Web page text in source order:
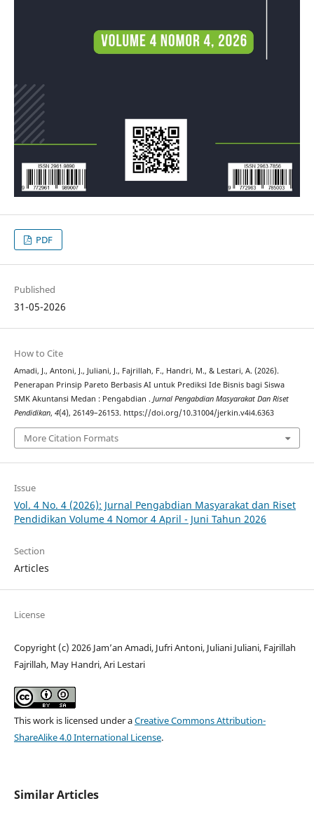
PDF
Published
31-05-2026
How to Cite
Amadi, J., Antoni, J., Juliani, J., Fajrillah, F., Handri, M., & Lestari, A. (2026).
Penerapan Prinsip Pareto Berbasis AI untuk Prediksi Ide Bisnis bagi Siswa
SMK Akuntansi Medan : Pengabdian . Jurnal Pengabdian Masyarakat Dan Riset
Pendidikan, 4(4), 26149–26153. https://doi.org/10.31004/jerkin.v4i4.6363
More Citation Formats
Issue
Vol. 4 No. 4 (2026): Jurnal Pengabdian Masyarakat dan Riset
Pendidikan Volume 4 Nomor 4 April - Juni Tahun 2026
Section
Articles
License
Copyright (c) 2026 Jam’an Amadi, Jufri Antoni, Juliani Juliani, Fajrillah
Fajrillah, May Handri, Ari Lestari
This work is licensed under aCreative Commons Attribution-
ShareAlike 4.0 International License.
Similar Articles